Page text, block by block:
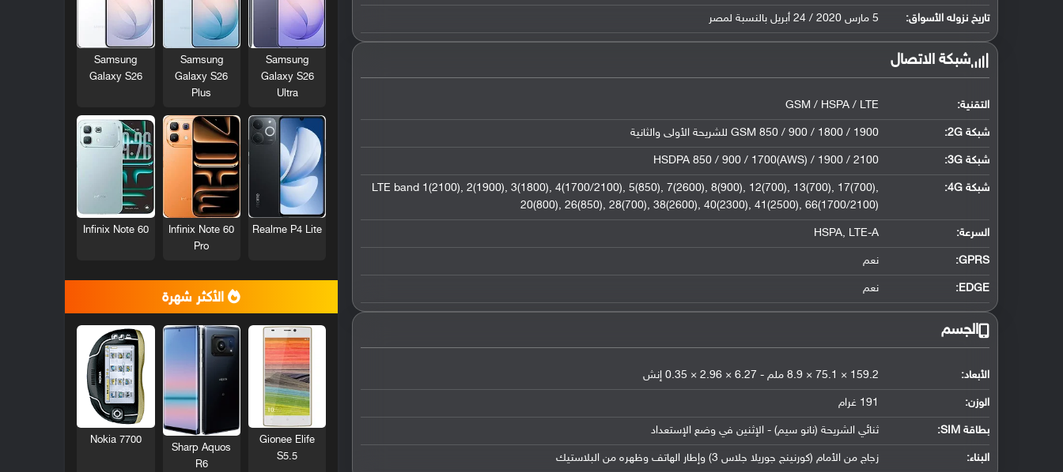
تاريخ نزوله الأسواق: 5 مارس 2020 / 24 أبريل بالنسبة لمصر
شبكة الاتصال
التقنية: GSM / HSPA / LTE
شبكة 2G: GSM 850 / 900 / 1800 / 1900 للشريحة الأولى والثانية
شبكة 3G :
HSDPA 850 / 900 / 1700(AWS) / 1900 / 2100
شبكة 4G :
LTE band 1(2100), 2(1900), 3(1800), 4(1700/2100), 5(850), 7(2600), 8(900), 12(700), 13(700), 17(700),
20(800), 26(850), 28(700), 38(2600), 40(2300), 41(2500), 66(1700/2100)
السرعة: HSPA, LTE-A
GPRS: نعم
EDGE: نعم
الجسم
الأبعاد: 159.2 × 75.1 × 8.9 ملم - 6.27 × 2.96 × 0.35 إنش
الوزن: 191 غرام
بطاقة SIM: ثنائي الشريحة (نانو سيم) - الإثنين في وضع الإستعداد
البناء: زجاج من الأمام (كورنينج جوريلا جلاس 3) وإطار الهاتف وظهره من البلاستيك
Samsung
Galaxy S26
Ultra
Samsung
Galaxy S26
Plus
Samsung
Galaxy S26
Realme P4 Lite
Infinix Note 60
Pro
Infinix Note 60
الأكثر شهرة
Gionee Elife
S5.5
Sharp Aquos
R6
Nokia 7700